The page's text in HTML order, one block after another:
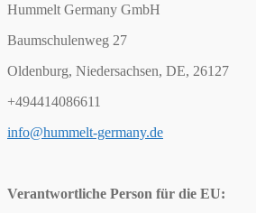
Hummelt Germany GmbH
Baumschulenweg 27
Oldenburg, Niedersachsen, DE, 26127
+494414086611
info@hummelt-germany.de
Verantwortliche Person für die EU: